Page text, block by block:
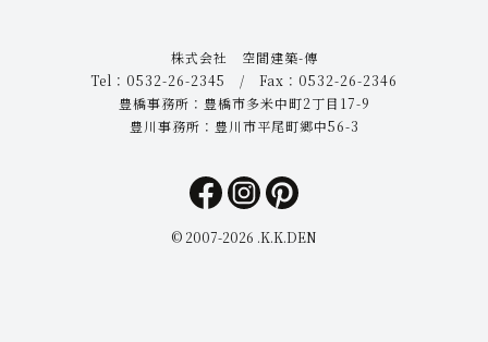
株式会社 空間建築-傳
Tel：0532-26-2345 / Fax：0532-26-2346
豊橋事務所：豊橋市多米中町2丁目17-9
豊川事務所：豊川市平尾町郷中56-3
© 2007-2026 .K.K.DEN